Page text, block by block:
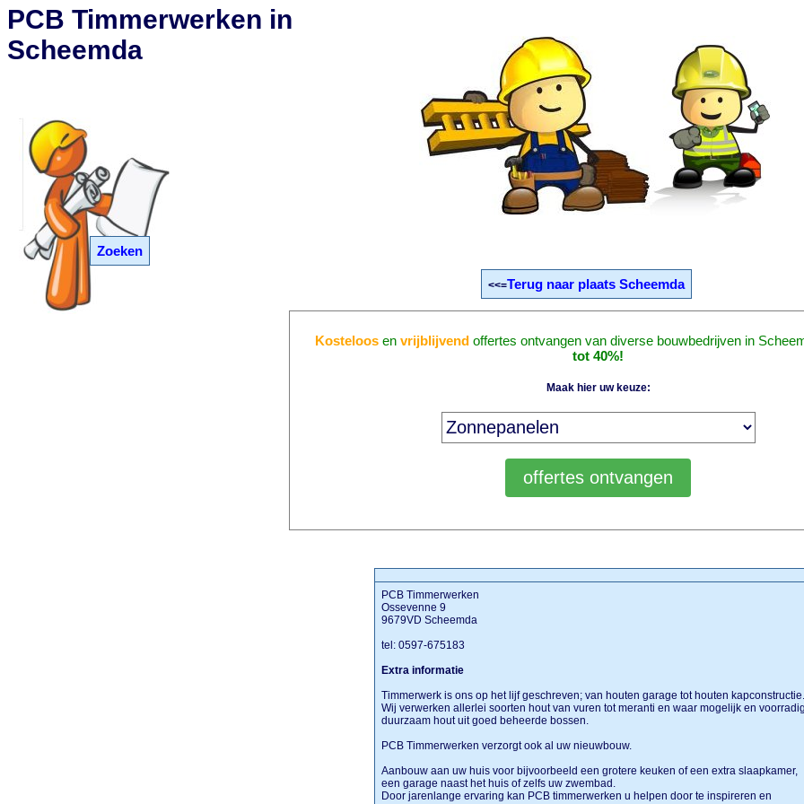
Zoeken
PCB Timmerwerken in
Scheemda
<<=Terug naar plaats Scheemda
Kosteloos envrijblijvend offertes ontvangen van diverse bouwbedrijven in
tot 40%!
Maak hier uw keuze:
PCB Timmerwerken
Ossevenne 9
9679VD Scheemda
tel: 0597-675183
Extra informatie
Timmerwerk is ons op het lijf geschreven; van houten garage tot houten
Wij verwerken allerlei soorten hout van vuren tot meranti en waar mogelijk en
duurzaam hout uit goed beheerde bossen.
PCB Timmerwerken verzorgt ook al uw nieuwbouw.
Aanbouw aan uw huis voor bijvoorbeeld een grotere keuken of een extra slaapkamer,
een garage naast het huis of zelfs uw zwembad.
Door jarenlange ervaring kan PCB timmerwerken u helpen door te inspireren en